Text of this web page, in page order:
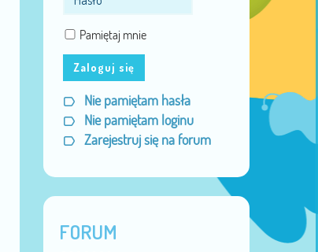
Pamiętaj mnie
Zaloguj się
Nie pamiętam hasła
Nie pamiętam loginu
Zarejestruj się na forum
FORUM